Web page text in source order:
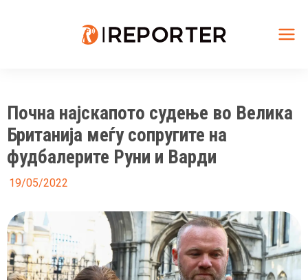
Почна најскапото судење во Велика
Британија меѓу сопругите на
фудбалерите Руни и Варди
19/05/2022